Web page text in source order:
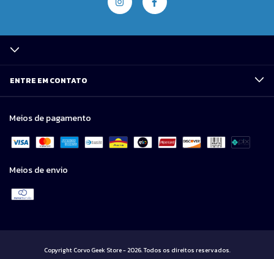
ENTRE EM CONTATO
Meios de pagamento
Meios de envio
Copyright Corvo Geek Store - 2026. Todos os direitos reservados.